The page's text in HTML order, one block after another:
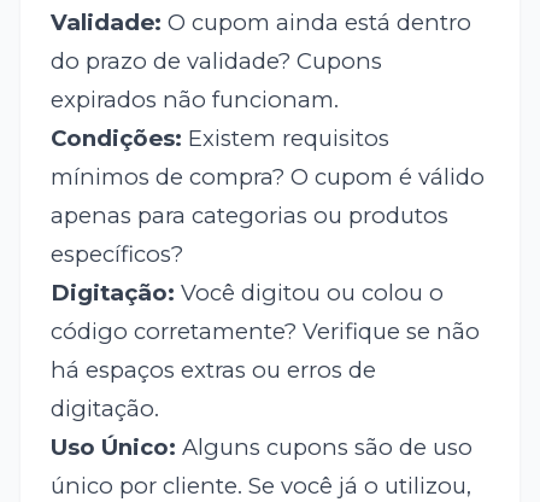
Validade: O cupom ainda está dentro
do prazo de validade? Cupons
expirados não funcionam.
Condições: Existem requisitos
mínimos de compra? O cupom é válido
apenas para categorias ou produtos
específicos?
Digitação: Você digitou ou colou o
código corretamente? Verifique se não
há espaços extras ou erros de
digitação.
Uso Único: Alguns cupons são de uso
único por cliente. Se você já o utilizou,